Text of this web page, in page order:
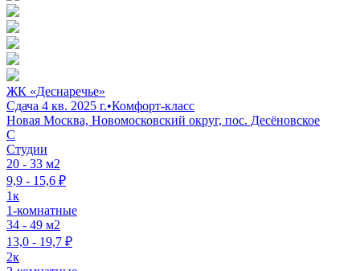
ЖК «Деснаречье»
Сдача 4 кв. 2025 г.•Комфорт-класс
Новая Москва, Новомосковский округ, пос. Десёновское
C
Студии
20 - 33 м2
9,9 - 15,6 ₽
1к
1-комнатные
34 - 49 м2
13,0 - 19,7 ₽
2к